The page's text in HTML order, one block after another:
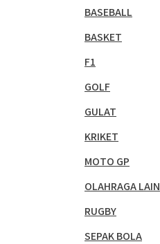
BASEBALL
BASKET
F1
GOLF
GULAT
KRIKET
MOTO GP
OLAHRAGA LAIN
RUGBY
SEPAK BOLA